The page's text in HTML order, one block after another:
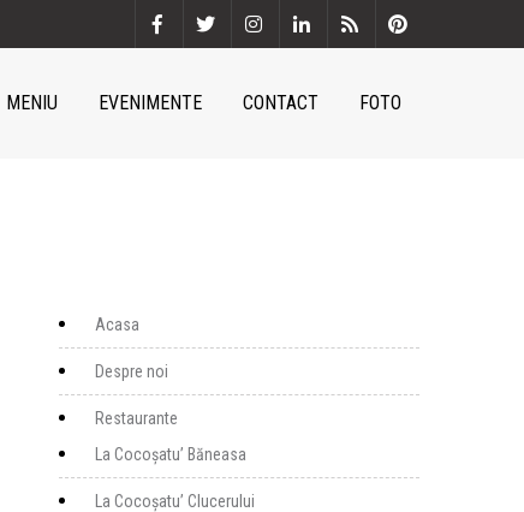
MENIU EVENIMENTE CONTACT FOTO
Acasa
Despre noi
Restaurante
La Cocoșatu’ Băneasa
La Cocoșatu’ Clucerului